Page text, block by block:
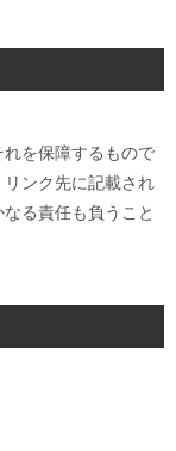
を保障するもので
ンク先に記載され
る責任も負うこと